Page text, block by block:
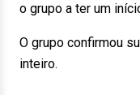
o grupo a ter um
O grupo confirmou
inteiro.